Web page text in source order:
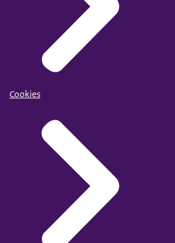
Cookies